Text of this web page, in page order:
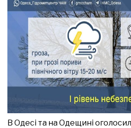
В Одесі та на Одещині